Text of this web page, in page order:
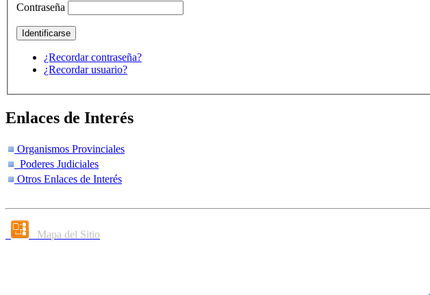
Contraseña
¿Recordar contraseña?
¿Recordar usuario?
Enlaces de Interés
Organismos Provinciales
Poderes Judiciales
Otros Enlaces de Interés
Mapa del Sitio